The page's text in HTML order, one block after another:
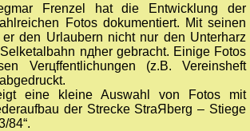
Frenzel hat die Entwicklung der
Fotos dokumentiert. Mit seinen
er den Urlaubern nicht nur den Unterharz
nдher gebracht. Einige Fotos
Verцffentlichungen (z.B. Vereinsheft
eine kleine Auswahl von Fotos mit
der Strecke StraЯberg – Stiege
84“.